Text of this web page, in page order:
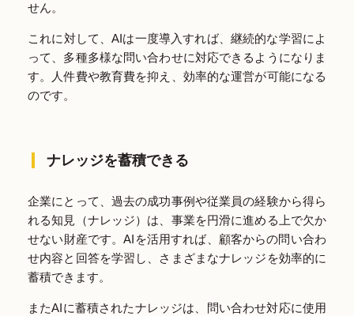
せん。
これに対して、AIは一度導入すれば、継続的な学習によ
って、多種多様な問い合わせに対応できるようになりま
す。人件費や教育費を抑え、効率的な運営が可能になる
のです。
ナレッジを蓄積できる
企業にとって、過去の成功事例や従業員の経験から得ら
れる知見（ナレッジ）は、事業を円滑に進める上で欠か
せない財産です。AIを活用すれば、顧客からの問い合わ
せ内容と回答を学習し、さまざまなナレッジを効率的に
蓄積できます。
またAIに蓄積されたナレッジは、問い合わせ対応に使用